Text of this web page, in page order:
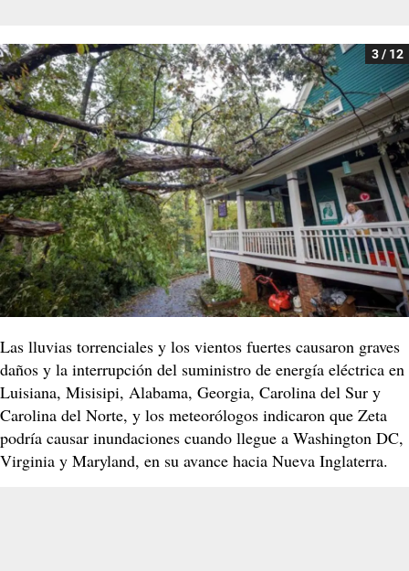
3 / 12
Las lluvias torrenciales y los vientos fuertes causaron graves
daños y la interrupción del suministro de energía eléctrica en
Luisiana, Misisipi, Alabama, Georgia, Carolina del Sur y
Carolina del Norte, y los meteorólogos indicaron que Zeta
podría causar inundaciones cuando llegue a Washington DC,
Virginia y Maryland, en su avance hacia Nueva Inglaterra.